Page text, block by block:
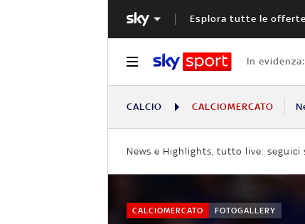
Esplora tutte le
In evidenza:
CALCIO CALCIOMERCATO
News e Highlights, tutto live: seguici
CALCIOMERCATO FOTOGALLERY